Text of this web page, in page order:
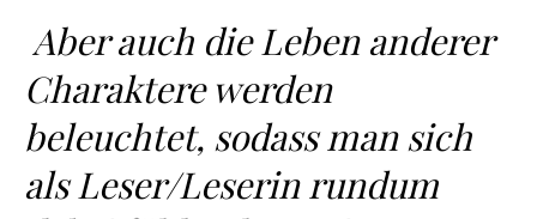
Aber auch die Leben anderer
Charaktere werden
beleuchtet, sodass man sich
als Leser/Leserin rundum